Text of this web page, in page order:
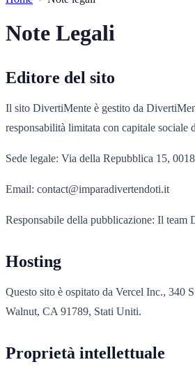
Note Legali
Editore del sito
Il sito DivertiMente è gestito da
responsabilità limitata con capitale sociale
Sede legale: Via della Repubblica 15,
Email: contact@imparadivertendoti.it
Responsabile della pubblicazione: Il team
Hosting
Questo sito è ospitato da Vercel Inc., 340
Walnut, CA 91789, Stati Uniti.
Proprietà intellettuale